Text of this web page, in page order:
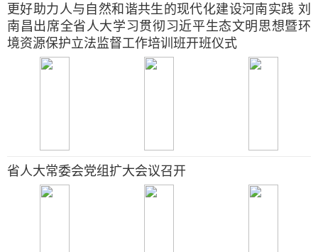
更好助力人与自然和谐共生的现代化建设河南实践 刘
南昌出席全省人大学习贯彻习近平生态文明思想暨环
境资源保护立法监督工作培训班开班仪式
省人大常委会党组扩大会议召开